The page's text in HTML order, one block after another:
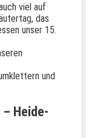
viel auf
das
unser 15.
und
Heide-